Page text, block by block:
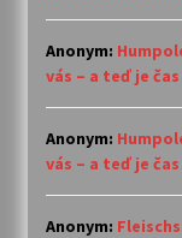
Anonym:
vás – a teď je
Anonym:
vás – a teď je
Anonym: